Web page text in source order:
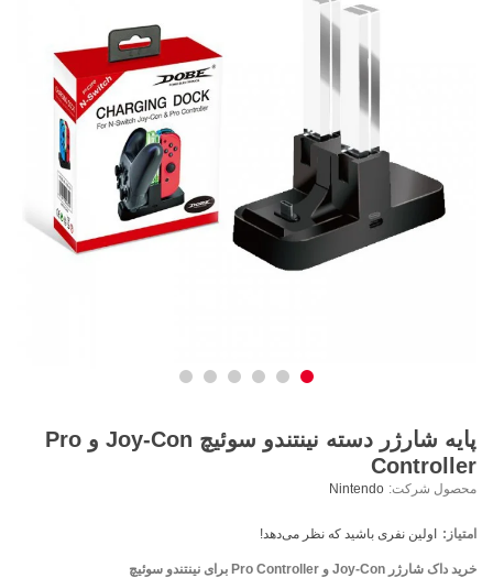
پایه شارژر دسته نینتندو سوئیچ Joy-Con و Pro
Controller
محصول شرکت: Nintendo
امتیاز: اولین نفری باشید که نظر می‌دهد!
خرید داک شارژر Joy-Con و Pro Controller برای نینتندو سوئیچ